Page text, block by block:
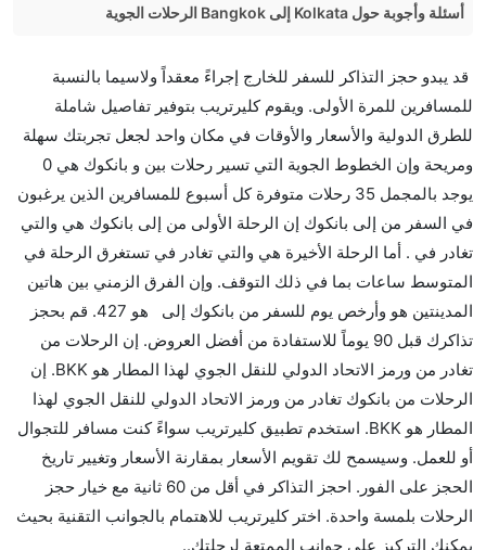
أسئلة وأجوبة حول Kolkata إلى Bangkok الرحلات الجوية
من إلىبانكوك مما تستغرقه الخطوط الجوية الأخرى؟
نعم. توفر كل من IndiGo أسرع رحلات الطيران على هذا
الطريق،
هل توفر شركات الطيران مساحة إضافية للنوم؟
كثير من خطوط طيران درجة رجال الأعمال توفر مساحة
إضافية للنوم.
هل يمكنني حمل طعامي الخاص؟
نعم، يمكنك حمل طعامك الخاص، و لكن يجب أن يكون معبئا
بشكل جيد.
هل سيقدم لي الكحول على متن رحلة من إلى بانكوك؟
لا تقدم شركة الطيران الكحول على متن رحلة داخلية. يتم
تقديم الكحول على متن الرحلات الدولية فقط.
ما متوسط أسعار رحلة الدرجة الاقتصادية من إلى بانكوك؟
تتراوح أسعار رحلة الدرجة الاقتصادية من AED 427 إلى
AED 4920. يوفرون تذاكر في هذا النطاق من الأسعار.
قد يبدو حجز التذاكر للسفر للخارج إجراءً معقداً ولاسيما بالنسبة
للمسافرين للمرة الأولى. ويقوم كليرتريب بتوفير تفاصيل شاملة
للطرق الدولية والأسعار والأوقات في مكان واحد لجعل تجربتك سهلة
ومريحة وإن الخطوط الجوية التي تسير رحلات بين و بانكوك هي 0
يوجد بالمجمل 35 رحلات متوفرة كل أسبوع للمسافرين الذين يرغبون
في السفر من إلى بانكوك إن الرحلة الأولى من إلى بانكوك هي والتي
تغادر في . أما الرحلة الأخيرة هي والتي تغادر في تستغرق الرحلة في
المتوسط ساعات بما في ذلك التوقف. وإن الفرق الزمني بين هاتين
المدينتين هو وأرخص يوم للسفر من بانكوك إلى هو 427. قم بحجز
تذاكرك قبل 90 يوماً للاستفادة من أفضل العروض. إن الرحلات من
تغادر من ورمز الاتحاد الدولي للنقل الجوي لهذا المطار هو BKK. إن
الرحلات من بانكوك تغادر من ورمز الاتحاد الدولي للنقل الجوي لهذا
المطار هو BKK. استخدم تطبيق كليرتريب سواءً كنت مسافر للتجوال
أو للعمل. وسيسمح لك تقويم الأسعار بمقارنة الأسعار وتغيير تاريخ
الحجز على الفور. احجز التذاكر في أقل من 60 ثانية مع خيار حجز
الرحلات بلمسة واحدة. اختر كليرتريب للاهتمام بالجوانب التقنية بحيث
يمكنك التركيز على جوانب الممتعة لرحلتك..